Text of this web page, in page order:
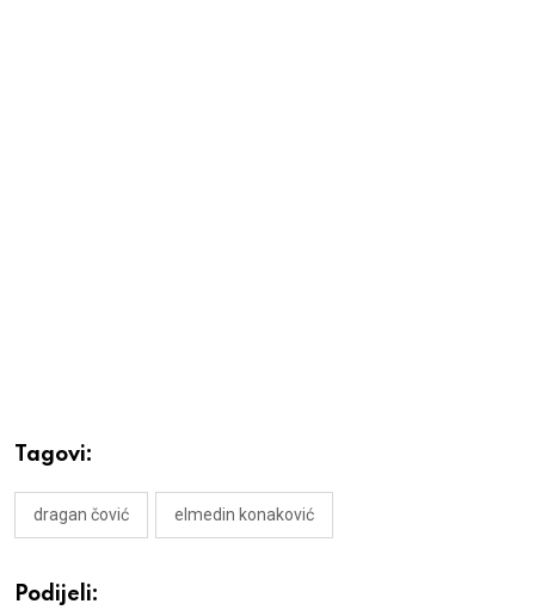
Tagovi:
dragan čović elmedin konaković
Podijeli: